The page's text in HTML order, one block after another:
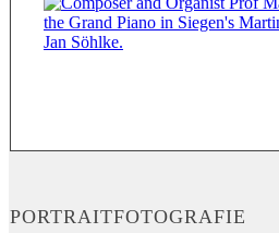
PORTRAITFOTOGRAFIE